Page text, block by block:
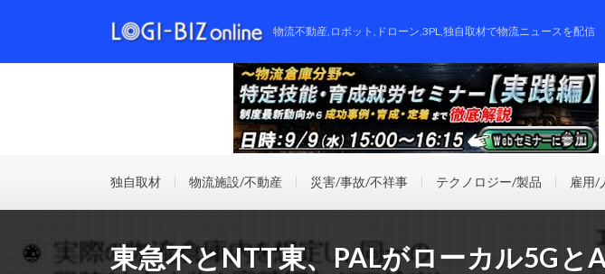
物流不動産,ロボット,ドローン,3PL,独自取材で物流ニュースを配信
独自取材 物流施設/不動産 災害/事故/不祥事 テクノロジー/製品 雇用/
東急不とNTT東、PALがローカル5Gと